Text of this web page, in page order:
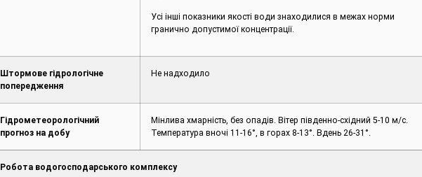
Усі інші показники якості води знаходилися в межах норми
гранично допустимої концентрації.
Штормове гідрологічне
попередження
Не надходило
Гідрометеорологічний
прогноз на добу
Мінлива хмарність, без опадів. Вітер південно-східний 5-10 м/с.
Температура вночі 11-16°, в горах 8-13°. Вдень 26-31°.
Робота водогосподарського комплексу